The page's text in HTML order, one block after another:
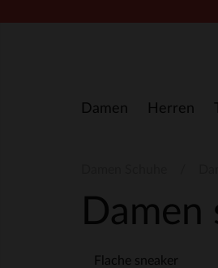
Damen Herren
Damen
Flache sneaker